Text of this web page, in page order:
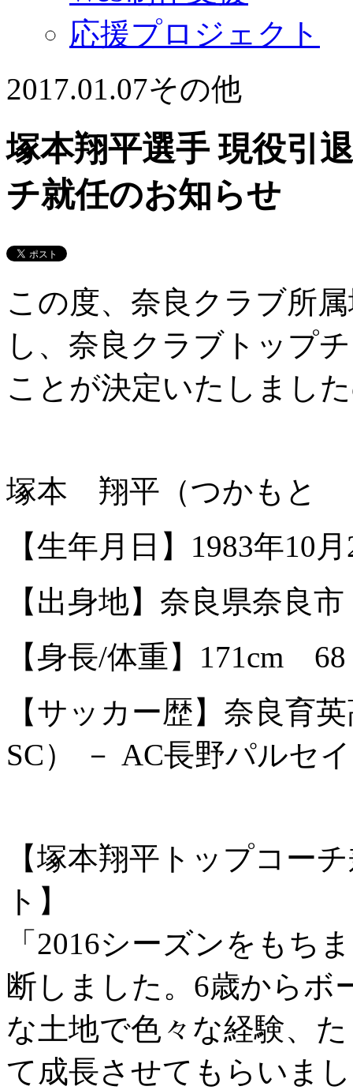
応援プロジェクト
2017.01.07その他
塚本翔平選手 現役引
チ就任のお知らせ
この度、奈良クラブ所
し、奈良クラブトップ
ことが決定いたしまし
塚本 翔平（つかもと
【生年月日】1983年10
【出身地】奈良県奈良市
【身長/体重】171cm
【サッカー歴】奈良育
SC） － AC長野パルセ
【塚本翔平トップコー
ト】
「2016シーズンをもち
断しました。6歳からボ
な土地で色々な経験、
て成長させてもらいま